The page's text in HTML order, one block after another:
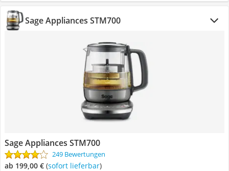
Sage Appliances STM700
Sage Appliances STM700
249 Bewertungen
ab 199,00 € ( Sofort lieferbar)